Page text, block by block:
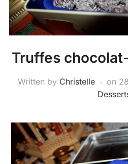
Truffes
Written by Christelle on